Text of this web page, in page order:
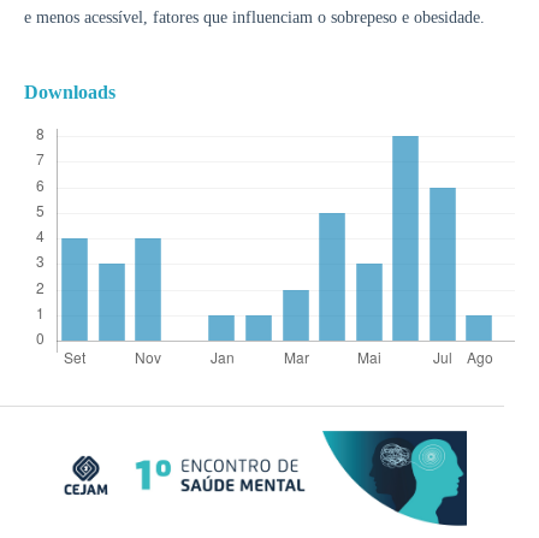
e menos acessível, fatores que influenciam o sobrepeso e obesidade.
Downloads